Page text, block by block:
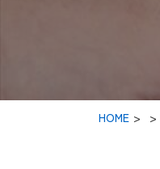
HOME >